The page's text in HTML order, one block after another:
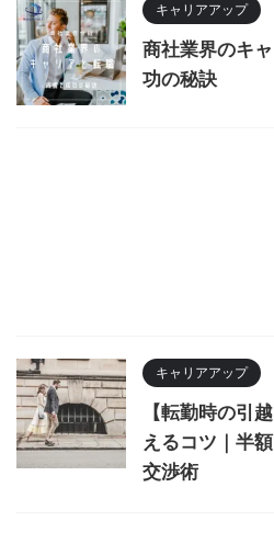
キャリアアップ
商社業界のキ
功の秘訣
キャリアアップ
【転勤時の引
えるコツ｜半
交渉術